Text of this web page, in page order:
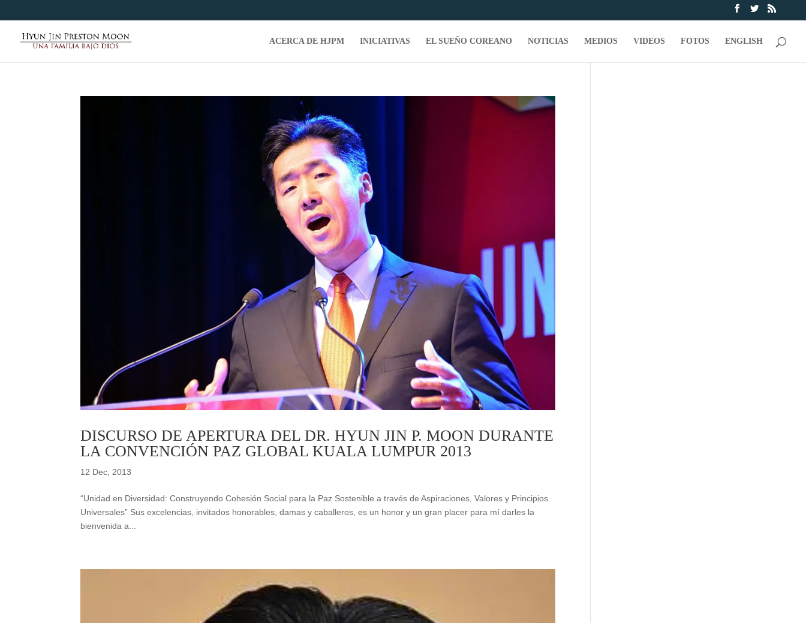
ACERCA DE HJPM INICIATIVAS EL SUEÑO COREANO NOTICIAS MEDIOS VIDEOS FOTOS ENGLISH
DISCURSO DE APERTURA DEL DR. HYUN JIN P. MOON DURANTE
LA CONVENCIÓN PAZ GLOBAL KUALA LUMPUR 2013
12 Dec, 2013
“Unidad en Diversidad: Construyendo Cohesión Social para la Paz Sostenible a través de Aspiraciones, Valores y Principios
Universales” Sus excelencias, invitados honorables, damas y caballeros, es un honor y un gran placer para mí darles la
bienvenida a...